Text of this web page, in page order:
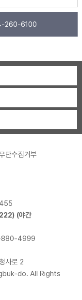
260-6100
단수집거부
) (야간
880-4999
사로 2
do. All Rights